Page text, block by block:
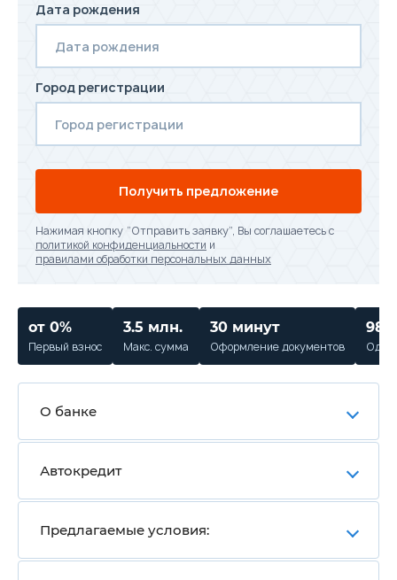
Дата рождения
Город регистрации
Получить предложение
Нажимая кнопку “Отправить заявку”, Вы соглашаетесь с
политикой конфиденциальности и
правилами обработки персональных данных
от 0%
Первый взнос
3.5 млн.
Макс. сумма
30 минут
Оформление документов
98%
О банке
Автокредит
Предлагаемые условия: